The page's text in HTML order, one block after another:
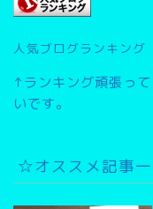
人気ブログランキング
↑ランキング頑張っ
いです。
☆オススメ記事